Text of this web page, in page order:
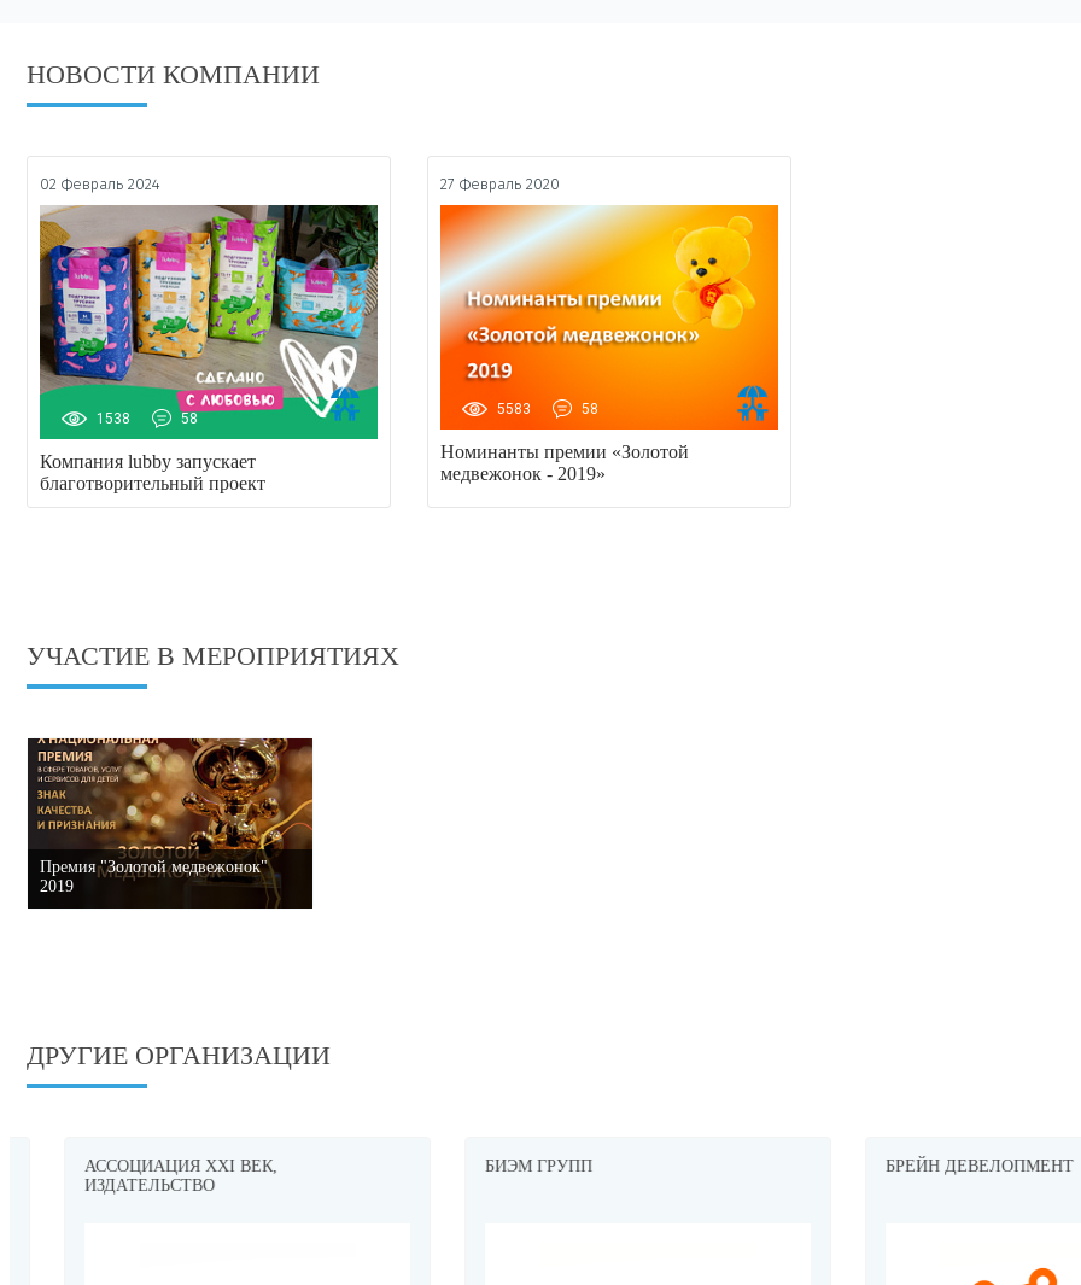
НОВОСТИ КОМПАНИИ
02 Февраль 2024
1538 58
Компания lubby запускает
благотворительный проект
27 Февраль 2020
5583 58
Номинанты премии «Золотой
медвежонок - 2019»
УЧАСТИЕ В МЕРОПРИЯТИЯХ
Премия "Золотой медвежонок"
2019
ДРУГИЕ ОРГАНИЗАЦИИ
АССОЦИАЦИЯ XXI ВЕК,
ИЗДАТЕЛЬСТВО
БИЭМ ГРУПП БРЕЙН ДЕВЕЛОПМЕНТ